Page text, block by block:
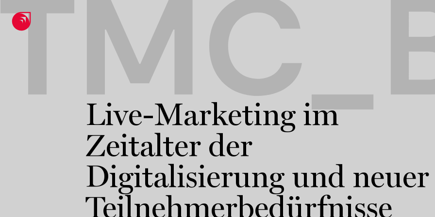
Live-Marketing im
Zeitalter der
Digitalisierung und neuer
Teilnehmerbedürfnisse